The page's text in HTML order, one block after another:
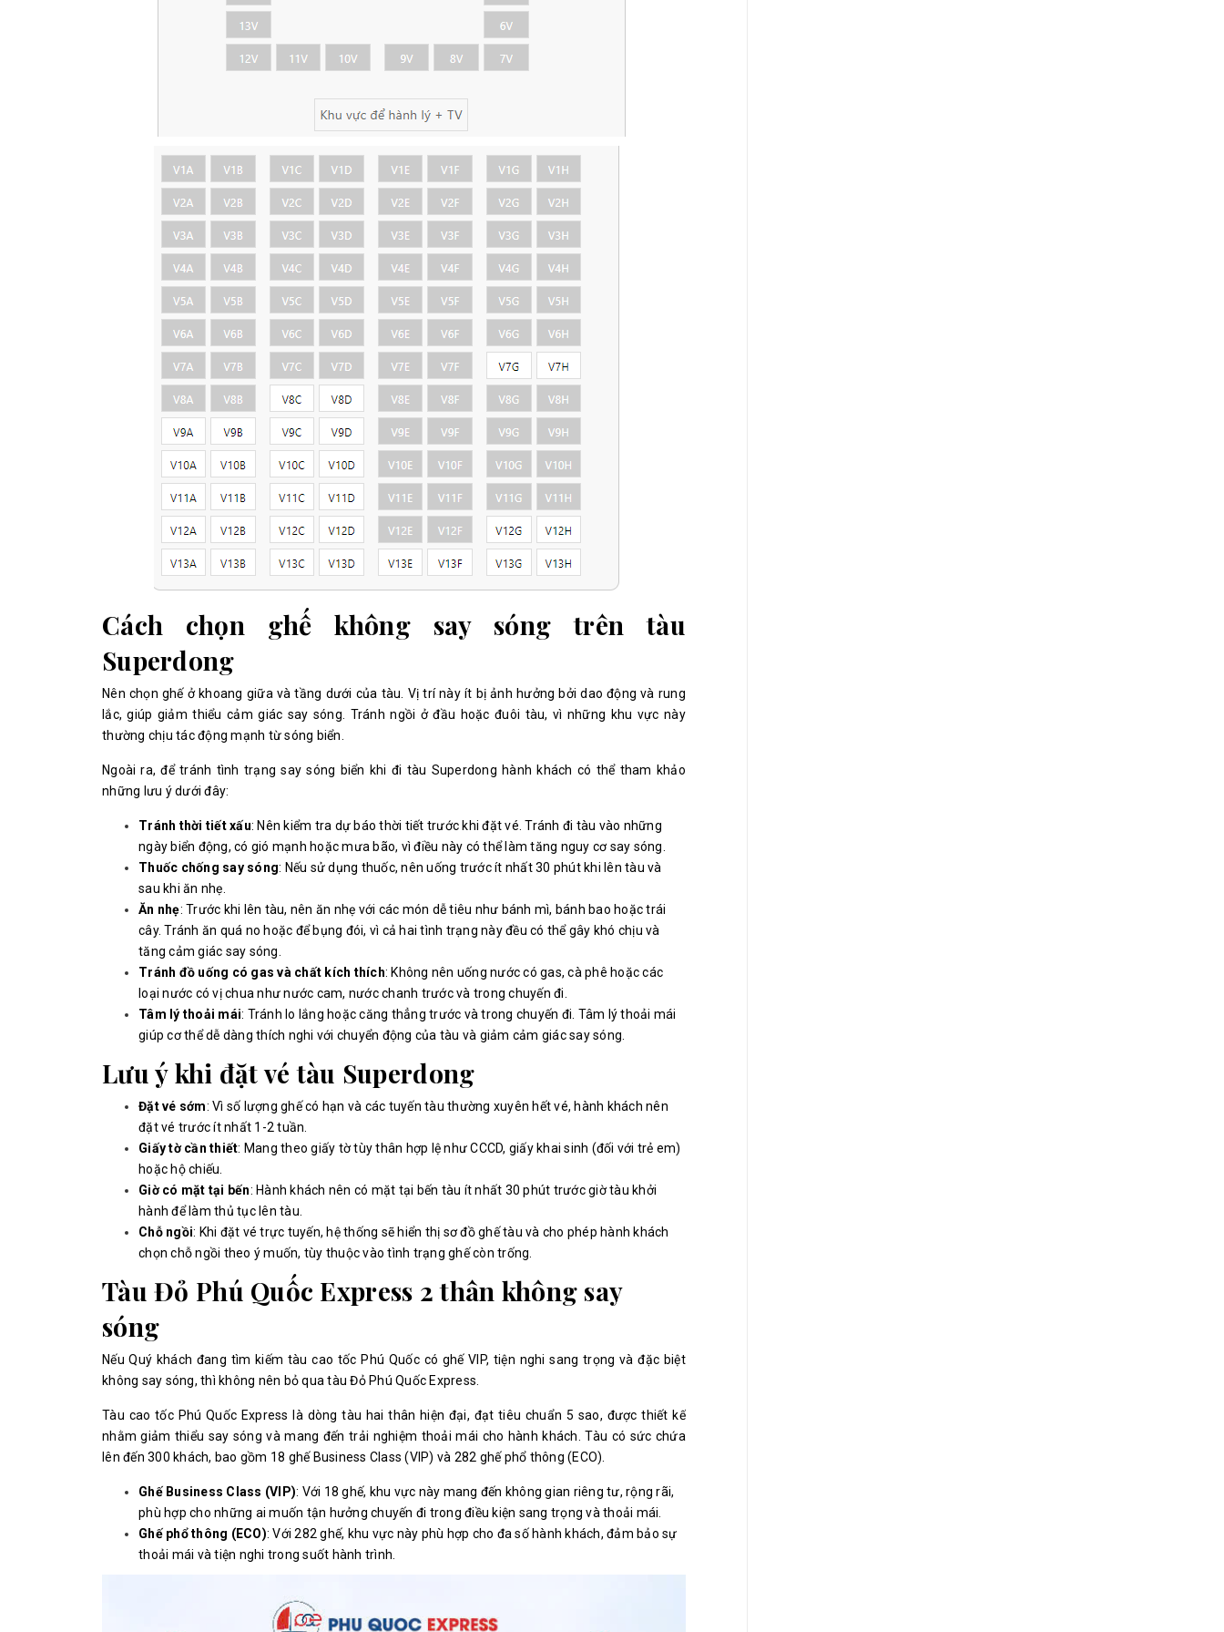
Cách chọn ghế không say sóng trên tàu
Superdong
Nên chọn ghế ở khoang giữa và tầng dưới của tàu. Vị trí này ít bị ảnh hưởng bởi dao động và rung
lắc, giúp giảm thiểu cảm giác say sóng. Tránh ngồi ở đầu hoặc đuôi tàu, vì những khu vực này
thường chịu tác động mạnh từ sóng biển.
Ngoài ra, để tránh tình trạng say sóng biển khi đi tàu Superdong hành khách có thể tham khảo
những lưu ý dưới đây:
Tránh thời tiết xấu: Nên kiểm tra dự báo thời tiết trước khi đặt vé. Tránh đi tàu vào những
ngày biển động, có gió mạnh hoặc mưa bão, vì điều này có thể làm tăng nguy cơ say sóng.
Thuốc chống say sóng: Nếu sử dụng thuốc, nên uống trước ít nhất 30 phút khi lên tàu và
sau khi ăn nhẹ.
Ăn nhẹ: Trước khi lên tàu, nên ăn nhẹ với các món dễ tiêu như bánh mì, bánh bao hoặc trái
cây. Tránh ăn quá no hoặc để bụng đói, vì cả hai tình trạng này đều có thể gây khó chịu và
tăng cảm giác say sóng.
Tránh đồ uống có gas và chất kích thích: Không nên uống nước có gas, cà phê hoặc các
loại nước có vị chua như nước cam, nước chanh trước và trong chuyến đi.
Tâm lý thoải mái: Tránh lo lắng hoặc căng thẳng trước và trong chuyến đi. Tâm lý thoải mái
giúp cơ thể dễ dàng thích nghi với chuyển động của tàu và giảm cảm giác say sóng.
Lưu ý khi đặt vé tàu Superdong
Đặt vé sớm: Vì số lượng ghế có hạn và các tuyến tàu thường xuyên hết vé, hành khách nên
đặt vé trước ít nhất 1-2 tuần.
Giấy tờ cần thiết: Mang theo giấy tờ tùy thân hợp lệ như CCCD, giấy khai sinh (đối với trẻ em)
hoặc hộ chiếu.
Giờ có mặt tại bến: Hành khách nên có mặt tại bến tàu ít nhất 30 phút trước giờ tàu khởi
hành để làm thủ tục lên tàu.
Chỗ ngồi: Khi đặt vé trực tuyến, hệ thống sẽ hiển thị sơ đồ ghế tàu và cho phép hành khách
chọn chỗ ngồi theo ý muốn, tùy thuộc vào tình trạng ghế còn trống.
Tàu Đỏ Phú Quốc Express 2 thân không say
sóng
Nếu Quý khách đang tìm kiếm tàu cao tốc Phú Quốc có ghế VIP, tiện nghi sang trọng và đặc biệt
không say sóng, thì không nên bỏ qua tàu Đỏ Phú Quốc Express.
Tàu cao tốc Phú Quốc Express là dòng tàu hai thân hiện đại, đạt tiêu chuẩn 5 sao, được thiết kế
nhằm giảm thiểu say sóng và mang đến trải nghiệm thoải mái cho hành khách. Tàu có sức chứa
lên đến 300 khách, bao gồm 18 ghế Business Class (VIP) và 282 ghế phổ thông (ECO).
Ghế Business Class (VIP): Với 18 ghế, khu vực này mang đến không gian riêng tư, rộng rãi,
phù hợp cho những ai muốn tận hưởng chuyến đi trong điều kiện sang trọng và thoải mái.
Ghế phổ thông (ECO): Với 282 ghế, khu vực này phù hợp cho đa số hành khách, đảm bảo sự
thoải mái và tiện nghi trong suốt hành trình.